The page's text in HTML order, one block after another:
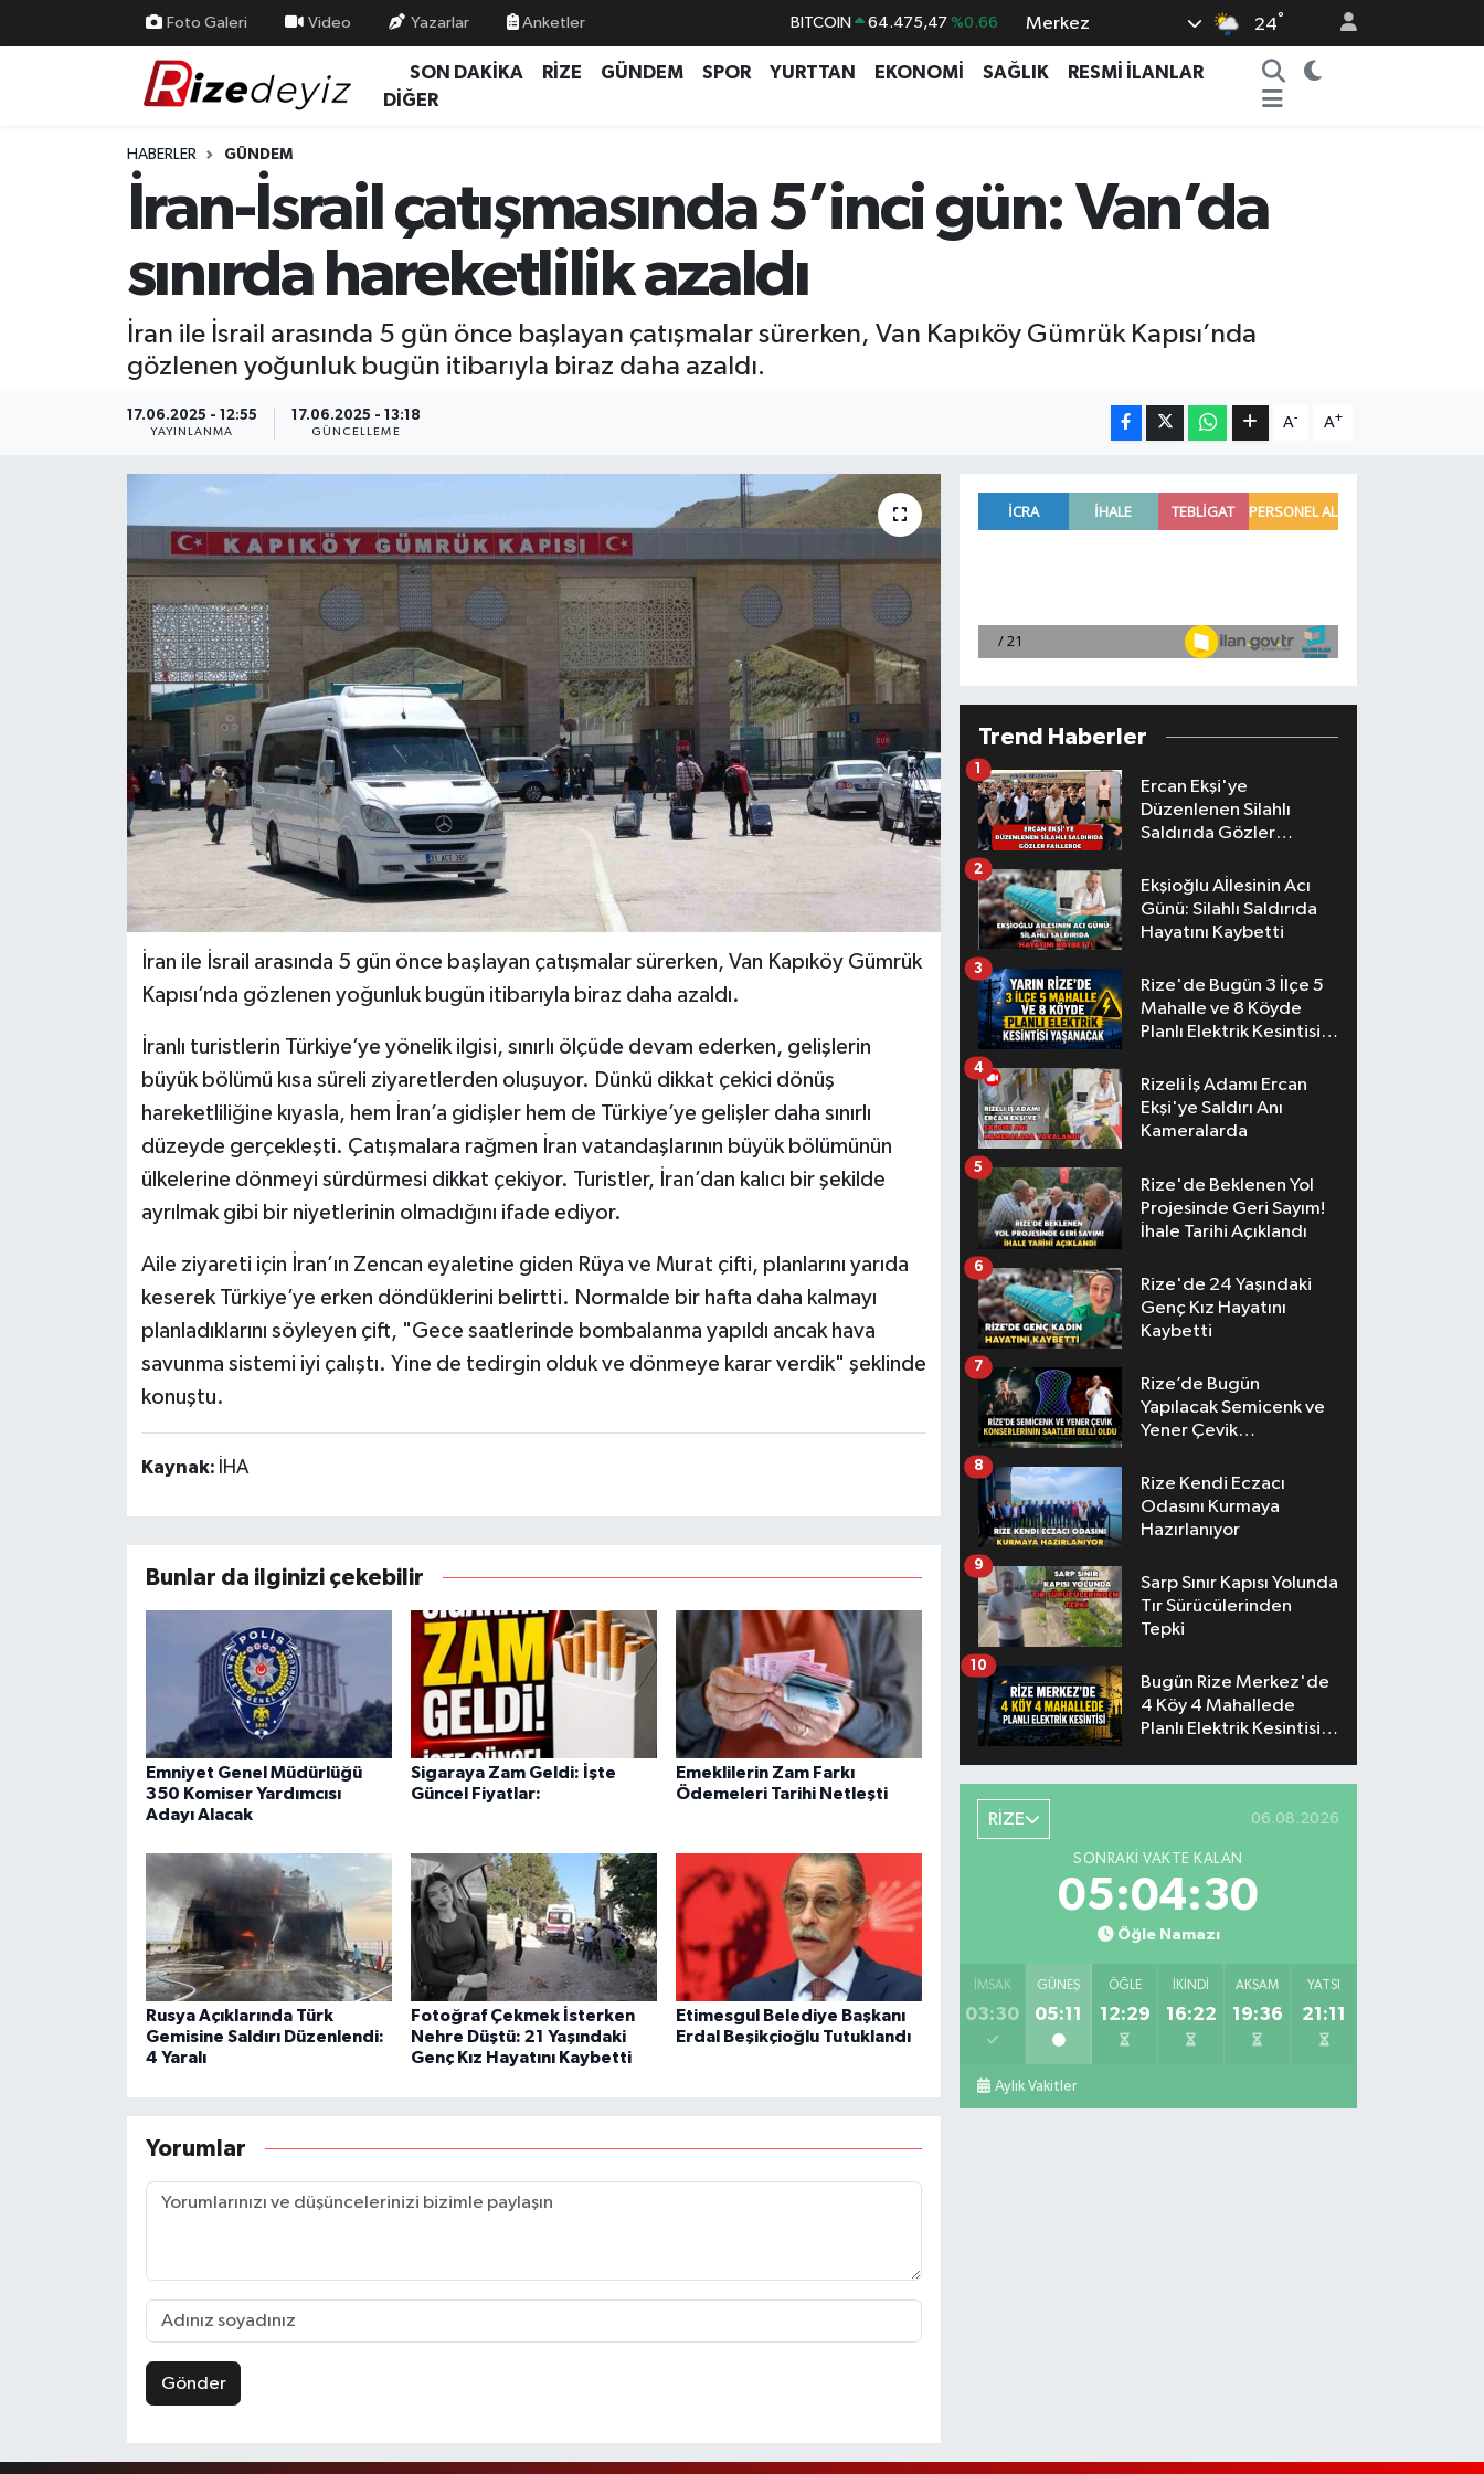
Foto Galeri Video Yazarlar Anketler BITCOIN 64.475,47 %0.66
DOLAR 47,5971 %0.05
GRAM ALTIN 6518.23 %0.39
BİST100 13.703 %0
Merkez 24°
SON DAKİKA RİZE GÜNDEM SPOR YURTTAN EKONOMİ SAĞLIK
RESMİ İLANLAR
DİĞER
HABERLER GÜNDEM
İran-İsrail çatışmasında 5’inci gün: Van’da
sınırda hareketlilik azaldı
İran ile İsrail arasında 5 gün önce başlayan çatışmalar sürerken, Van Kapıköy Gümrük Kapısı’nda
gözlenen yoğunluk bugün itibarıyla biraz daha azaldı.
17.06.2025 - 12:55
YAYINLANMA
17.06.2025 - 13:18
GÜNCELLEME
A- A+
İran ile İsrail arasında 5 gün önce başlayan çatışmalar sürerken, Van Kapıköy Gümrük
Kapısı’nda gözlenen yoğunluk bugün itibarıyla biraz daha azaldı.
İranlı turistlerin Türkiye’ye yönelik ilgisi, sınırlı ölçüde devam ederken, gelişlerin
büyük bölümü kısa süreli ziyaretlerden oluşuyor. Dünkü dikkat çekici dönüş
hareketliliğine kıyasla, hem İran’a gidişler hem de Türkiye’ye gelişler daha sınırlı
düzeyde gerçekleşti. Çatışmalara rağmen İran vatandaşlarının büyük bölümünün
ülkelerine dönmeyi sürdürmesi dikkat çekiyor. Turistler, İran’dan kalıcı bir şekilde
ayrılmak gibi bir niyetlerinin olmadığını ifade ediyor.
Aile ziyareti için İran’ın Zencan eyaletine giden Rüya ve Murat çifti, planlarını yarıda
keserek Türkiye’ye erken döndüklerini belirtti. Normalde bir hafta daha kalmayı
planladıklarını söyleyen çift, "Gece saatlerinde bombalanma yapıldı ancak hava
savunma sistemi iyi çalıştı. Yine de tedirgin olduk ve dönmeye karar verdik" şeklinde
konuştu.
Kaynak: İHA
Bunlar da ilginizi çekebilir
Emniyet Genel Müdürlüğü
350 Komiser Yardımcısı
Adayı Alacak
Sigaraya Zam Geldi: İşte
Güncel Fiyatlar:
Emeklilerin Zam Farkı
Ödemeleri Tarihi Netleşti
Rusya Açıklarında Türk
Gemisine Saldırı Düzenlendi:
4 Yaralı
Fotoğraf Çekmek İsterken
Nehre Düştü: 21 Yaşındaki
Genç Kız Hayatını Kaybetti
Etimesgul Belediye Başkanı
Erdal Beşikçioğlu Tutuklandı
Yorumlar
Gönder
Trend Haberler
Ercan Ekşi'ye
Düzenlenen Silahlı
Saldırıda Gözler
1
Ekşioğlu Aİlesinin Acı
Günü: Silahlı Saldırıda
Hayatını Kaybetti
2
Rize'de Bugün 3 İlçe 5
Mahalle ve 8 Köyde
Planlı Elektrik Kesintisi
3
Rizeli İş Adamı Ercan
Ekşi'ye Saldırı Anı
Kameralarda
4
Rize'de Beklenen Yol
Projesinde Geri Sayım!
İhale Tarihi Açıklandı
5
Rize'de 24 Yaşındaki
Genç Kız Hayatını
Kaybetti
6
Rize’de Bugün
Yapılacak Semicenk ve
Yener Çevik
Belli Oldu
7
Rize Kendi Eczacı
Odasını Kurmaya
Hazırlanıyor
8
Sarp Sınır Kapısı Yolunda
Tır Sürücülerinden
Tepki
9
Bugün Rize Merkez'de
4 Köy 4 Mahallede
Planlı Elektrik Kesintisi
10
RİZE 06.08.2026
SONRAKI VAKTE KALAN
05:04:29
Öğle Namazı
İMSAK
03:30
GÜNEŞ
05:11
ÖĞLE
12:29
İKINDI
16:22
AKŞAM
19:36
YATSI
21:11
Aylık Vakitler
Yurttan Haberler
Rize Nöbetçi Eczaneler
Rize Trafik Yoğunluk Haritası
Süper Lig Puan Durumu ve Fikstür
Son Dakika Haberleri
Haber Arşivi